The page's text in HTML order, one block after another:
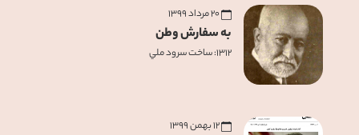
به سفارش وطن
۱۳۱۲: ساخت سرود ملي
۱۲ بهمن ۱۳۹۹